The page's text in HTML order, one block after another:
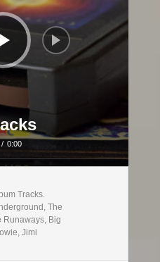
/ 0:00
Tracks.
The
Runaways, Big
Jimi